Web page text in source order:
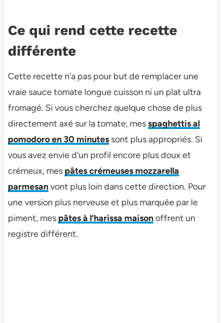
Ce qui rend cette recette
différente
Cette recette n’a pas pour but de remplacer une
vraie sauce tomate longue cuisson ni un plat ultra
fromagé. Si vous cherchez quelque chose de plus
directement axé sur la tomate, messpaghettis al
pomodoro en 30 minutessont plus appropriés. Si
vous avez envie d’un profil encore plus doux et
crémeux, mes pâtes crémeuses mozzarella
parmesanvont plus loin dans cette direction. Pour
une version plus nerveuse et plus marquée par le
piment, mes pâtes à l’harissa maisonoffrent un
registre différent.